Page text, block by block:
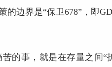
边界是“保卫678”，即
的事，就是在存量之间“